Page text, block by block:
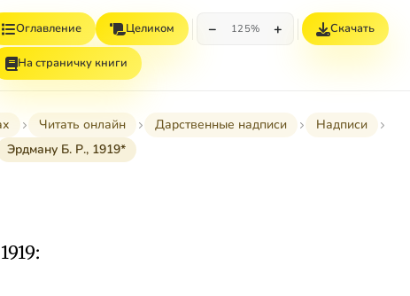
Оглавление Целиком − 125% + Скачать
На страничку книги
Читать онлайн Дарственные надписи
Надписи
Эрдману Б. Р., 1919*